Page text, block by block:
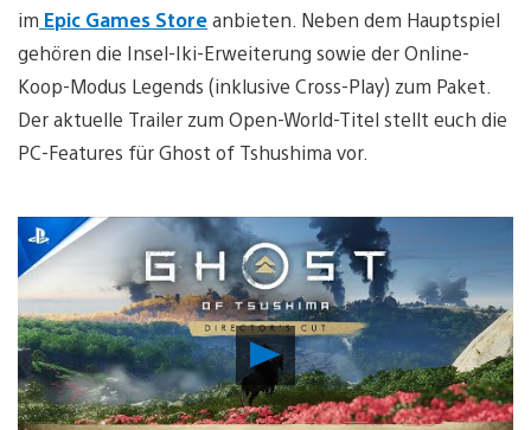
im Epic Games Storeanbieten. Neben dem Hauptspiel
gehören die Insel-Iki-Erweiterung sowie der Online-
Koop-Modus Legends (inklusive Cross-Play) zum Paket.
Der aktuelle Trailer zum Open-World-Titel stellt euch die
PC-Features für Ghost of Tshushima vor.
Video
abspielen